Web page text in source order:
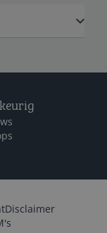
Disclaimer